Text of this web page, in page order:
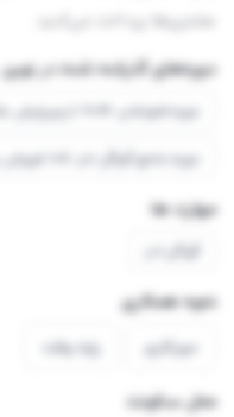
مشتری‌ها پرداخت می‌کنید.
دوره‌های گذرانده شده در نوین
دوره فتوشاپ 2026: از ویرایش عکس تا درآمد مطمئن از طراحی
دوره جامع گوگل ادز: 10X فروش بیشتر با تکنیک‌های تجربه‌شده
مهارت ها
گوگل ادز
نحوه همکاری
دورکاری پاره وقت
محل سکونت